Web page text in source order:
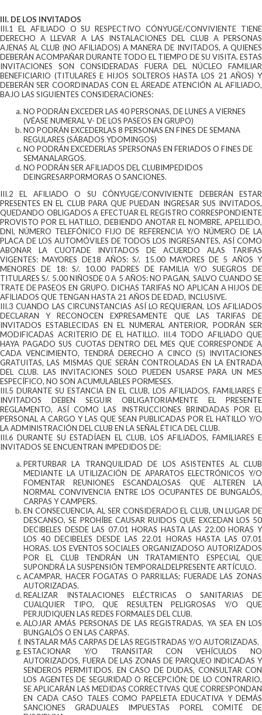
III. DE LOS INVITADOS
III.1 EL AFILIADO O SU RESPECTIVO CÓNYUGE/CONVIVIENTE TIENE
DERECHO A LLEVAR A LAS INSTALACIONES DEL CLUB A PERSONAS
AJENAS AL CLUB (NO AFILIADOS) A MANERA DE INVITADOS, A QUIENES
DEBERÁN ACOMPAÑAR DURANTE TODO EL TIEMPO DE SU VISITA. ESTAS
INVITACIONES SON CONSIDERADAS FUERA DEL NÚCLEO FAMILIAR
BENEFICIARIO (TITULARES E HIJOS SOLTEROS HASTA LOS 21 AÑOS) Y
DEBERÁN SER COORDINADAS CON EL ÁREADE ATENCIÓN AL AFILIADO,
BAJO LAS SIGUIENTES CONSIDERACIONES:
NO PODRÁN EXCEDER LAS 40 PERSONAS, DE LUNES A VIERNES
(VÉASE NUMERAL V- DE LOS PASEOS EN GRUPO)
NO PODRÁN EXCEDERLAS 8 PERSONAS EN FINES DE SEMANA
REGULARES (SÁBADOS YDOMINGOS)
NO PODRÁN EXCEDERLAS 5PERSONAS EN FERIADOS O FINES DE
SEMANALARGOS.
NO PODRÁN SER AFILIADOS DEL CLUBIMPEDIDOS
DEINGRESARPORMORAS O SANCIONES.
III.2 EL AFILIADO O SU CÓNYUGE/CONVIVIENTE DEBERÁN ESTAR
PRESENTES EN EL CLUB PARA QUE PUEDAN INGRESAR SUS INVITADOS,
QUEDANDO OBLIGADOS A EFECTUAR EL REGISTRO CORRESPONDIENTE
PROVISTO POR EL HATILLO, DEBIENDO ANOTAR EL NOMBRE, APELLIDO,
DNI, NÚMERO TELEFÓNICO FIJO DE REFERENCIA Y/O NÚMERO DE LA
PLACA DE LOS AUTOMÓVILES DE TODOS LOS INGRESANTES, ASÍ COMO
ABONAR LA CUOTADE INVITADOS DE ACUERDO ALAS TARIFAS
VIGENTES: MAYORES DE18 AÑOS: S/. 15.00 MAYORES DE 5 AÑOS Y
MENORES DE 18: S/. 10.00 PADRES DE FAMILIA Y/O SUEGROS DE
TITULARES S/. 5.00 NIÑOSDE 0 A 5 AÑOS: NO PAGAN, SALVO CUANDO SE
TRATE DE PASEOS EN GRUPO. DICHAS TARIFAS NO APLICAN A HIJOS DE
AFILIADOS QUE TENGAN HASTA 21 AÑOS DE EDAD, INCLUSIVE.
III.3 CUANDO LAS CIRCUNSTANCIAS ASÍ LO REQUIERAN, LOS AFILIADOS
DECLARAN Y RECONOCEN EXPRESAMENTE QUE LAS TARIFAS DE
INVITADOS ESTABLECIDAS EN EL NUMERAL ANTERIOR, PODRÁN SER
MODIFICADAS ACRITERIO DE EL HATILLO. III.4 TODO AFILIADO QUE
HAYA PAGADO SUS CUOTAS DENTRO DEL MES QUE CORRESPONDE A
CADA VENCIMIENTO, TENDRÁ DERECHO A CINCO (5) INVITACIONES
GRATUITAS, LAS MISMAS QUE SERÁN CONTROLADAS EN LA ENTRADA
DEL CLUB. LAS INVITACIONES SOLO PUEDEN USARSE PARA UN MES
ESPECÍFICO, NO SON ACUMULABLES PORMESES.
III.5 DURANTE SU ESTANCIA EN EL CLUB, LOS AFILIADOS, FAMILIARES E
INVITADOS DEBEN SEGUIR OBLIGATORIAMENTE EL PRESENTE
REGLAMENTO, ASÍ COMO LAS INSTRUCCIONES BRINDADAS POR EL
PERSONAL A CARGO Y LAS QUE SEAN PUBLICADAS POR EL HATILLO Y/O
LA ADMINISTRACIÓN DEL CLUB EN LA SEÑAL ÉTICA DEL CLUB.
III.6 DURANTE SU ESTADÍAEN EL CLUB, LOS AFILIADOS, FAMILIARES E
INVITADOS SE ENCUENTRAN IMPEDIDOS DE:
PERTURBAR LA TRANQUILIDAD DE LOS ASISTENTES AL CLUB
MEDIANTE LA UTILIZACIÓN DE APARATOS ELECTRÓNICOS Y/O
FOMENTAR REUNIONES ESCANDALOSAS QUE ALTEREN LA
NORMAL CONVIVENCIA ENTRE LOS OCUPANTES DE BUNGALÓS,
CARPAS Y CAMPERS.
EN CONSECUENCIA, AL SER CONSIDERADO EL CLUB, UN LUGAR DE
DESCANSO, SE PROHÍBE CAUSAR RUIDOS QUE EXCEDAN LOS 50
DECIBELES DESDE LAS 07.01 HORAS HASTA LAS 22.00 HORAS Y
LOS 40 DECIBELES DESDE LAS 22.01 HORAS HASTA LAS 07.01
HORAS. LOS EVENTOS SOCIALES ORGANIZADOSO AUTORIZADOS
POR EL CLUB TENDRÁN UN TRATAMIENTO ESPECIAL QUE
SUPONDRÁ LA SUSPENSIÓN TEMPORALDELPRESENTE ARTÍCULO.
ACAMPAR, HACER FOGATAS O PARRILLAS; FUERADE LAS ZONAS
AUTORIZADAS.
REALIZAR INSTALACIONES ELÉCTRICAS O SANITARIAS DE
CUALQUIER TIPO, QUE RESULTEN PELIGROSAS Y/O QUE
PERJUDIQUEN LAS REDES FORMALES DEL CLUB.
ALOJAR AMÁS PERSONAS DE LAS REGISTRADAS, YA SEA EN LOS
BUNGALÓS O EN LAS CARPAS.
INSTALAR MÁS CARPAS DE LAS REGISTRADAS Y/O AUTORIZADAS.
ESTACIONAR Y/O TRANSITAR CON VEHÍCULOS NO
AUTORIZADOS, FUERA DE LAS ZONAS DE PARQUEO INDICADAS Y
SENDEROS PERMITIDOS. EN CASO DE DUDAS, CONSULTAR CON
LOS AGENTES DE SEGURIDAD O RECEPCIÓN; DE LO CONTRARIO,
SE APLICARÁN LAS MEDIDAS CORRECTIVAS QUE CORRESPONDAN
EN CADA CASO TALES COMO PAPELETA EDUCATIVA Y DEMÁS
SANCIONES GRADUALES IMPUESTAS POREL COMITÉ DE